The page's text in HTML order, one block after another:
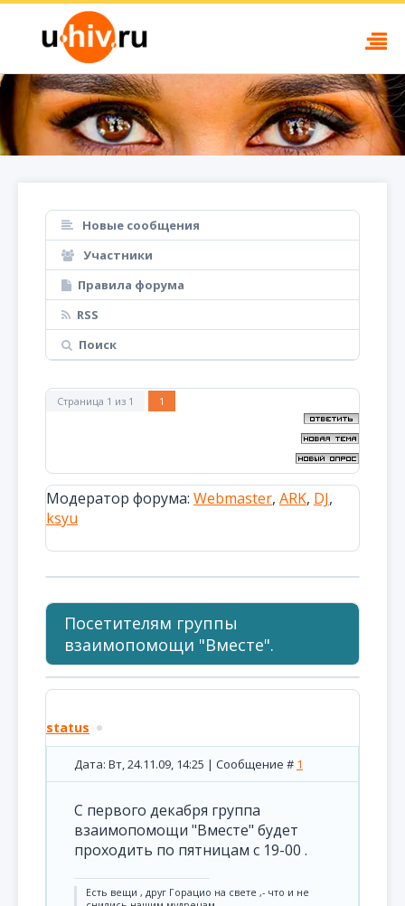
Новые сообщения
Участники
Правила форума
RSS
Поиск
Страница 1 из 1 1
Модератор форума: Webmaster, ARK, DJ,
ksyu
Посетителям группы
взаимопомощи "Вместе".
status
Дата: Вт, 24.11.09, 14:25 | Сообщение # 1
С первого декабря группа
взаимопомощи "Вместе" будет
проходить по пятницам с 19-00 .
Есть вещи , друг Горацио на свете ,- что и не